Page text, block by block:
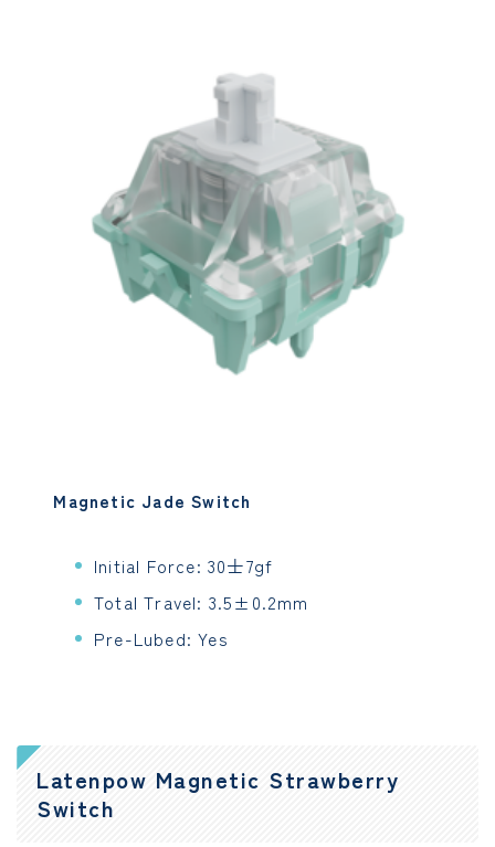
Magnetic Jade Switch
Initial Force: 30士7gf
Total Travel: 3.5±0.2mm
Pre-Lubed: Yes
Latenpow Magnetic Strawberry
Switch